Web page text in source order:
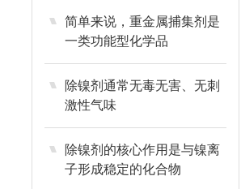
简单来说，重金属捕集剂是
一类功能型化学品
除镍剂通常无毒无害、无刺
激性气味
除镍剂的核心作用是与镍离
子形成稳定的化合物